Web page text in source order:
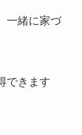
一緒に家づ
できます